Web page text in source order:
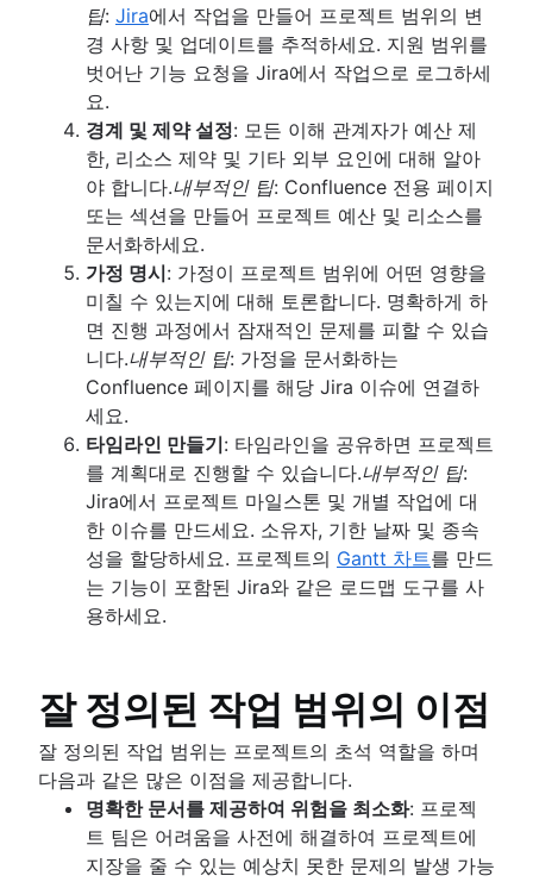
팁: Jira에서 작업을 만들어 프로젝트 범위의 변
경 사항 및 업데이트를 추적하세요. 지원 범위를
벗어난 기능 요청을 Jira에서 작업으로 로그하세
요.
경계 및 제약 설정: 모든 이해 관계자가 예산 제
한, 리소스 제약 및 기타 외부 요인에 대해 알아
야 합니다.내부적인 팁: Confluence 전용 페이지
또는 섹션을 만들어 프로젝트 예산 및 리소스를
문서화하세요.
가정 명시: 가정이 프로젝트 범위에 어떤 영향을
미칠 수 있는지에 대해 토론합니다. 명확하게 하
면 진행 과정에서 잠재적인 문제를 피할 수 있습
니다.내부적인 팁: 가정을 문서화하는
Confluence 페이지를 해당 Jira 이슈에 연결하
세요.
타임라인 만들기: 타임라인을 공유하면 프로젝트
를 계획대로 진행할 수 있습니다.내부적인 팁:
Jira에서 프로젝트 마일스톤 및 개별 작업에 대
한 이슈를 만드세요. 소유자, 기한 날짜 및 종속
성을 할당하세요. 프로젝트의 Gantt 차트를 만드
는 기능이 포함된 Jira와 같은 로드맵 도구를 사
용하세요.
잘 정의된 작업 범위의 이점
잘 정의된 작업 범위는 프로젝트의 초석 역할을 하며
다음과 같은 많은 이점을 제공합니다.
명확한 문서를 제공하여 위험을 최소화: 프로젝
트 팀은 어려움을 사전에 해결하여 프로젝트에
지장을 줄 수 있는 예상치 못한 문제의 발생 가능